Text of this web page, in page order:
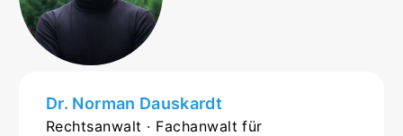
Dr. Norman Dauskardt
Rechtsanwalt · Fachanwalt für